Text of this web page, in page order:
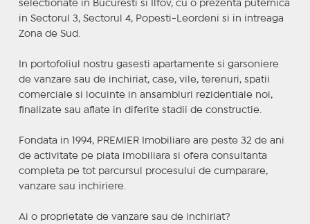
selectionate in Bucuresti si Ilfov, cu o prezenta puternica
in Sectorul 3, Sectorul 4, Popesti-Leordeni si in intreaga
Zona de Sud.
In portofoliul nostru gasesti apartamente si garsoniere
de vanzare sau de inchiriat, case, vile, terenuri, spatii
comerciale si locuinte in ansambluri rezidentiale noi,
finalizate sau aflate in diferite stadii de constructie.
Fondata in 1994, PREMIER Imobiliare are peste 32 de ani
de activitate pe piata imobiliara si ofera consultanta
completa pe tot parcursul procesului de cumparare,
vanzare sau inchiriere.
Ai o proprietate de vanzare sau de inchiriat?